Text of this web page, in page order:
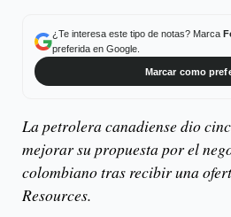
¿Te interesa este tipo de notas? Marca
preferida en Google.
Marcar como
La petrolera canadiense dio
mejorar su propuesta por el
colombiano tras recibir una
Resources.